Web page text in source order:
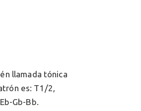
llamada tónica
es: T1/2,
Gb-Bb.